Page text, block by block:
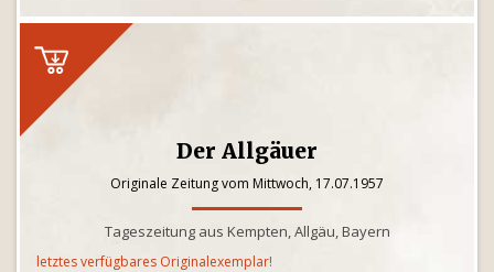
Der Allgäuer
Originale Zeitung vom Mittwoch, 17.07.1957
Tageszeitung aus Kempten, Allgäu, Bayern
letztes verfügbares Originalexemplar!